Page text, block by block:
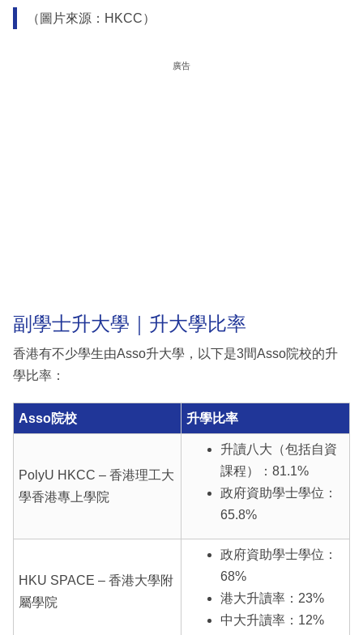
（圖片來源：HKCC）
廣告
副學士升大學｜升大學比率
香港有不少學生由Asso升大學，以下是3間Asso院校的升
學比率：
Asso院校 升學比率
PolyU HKCC – 香港理工大
學香港專上學院
升讀八大（包括自資
課程）：81.1%
政府資助學士學位：
65.8%
HKU SPACE – 香港大學附
屬學院
政府資助學士學位：
68%
港大升讀率：23%
中大升讀率：12%